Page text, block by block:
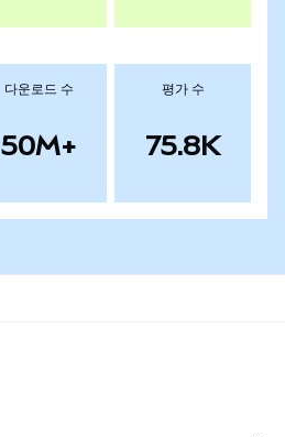
다운로드 수
50M+
평가 수
75.8K